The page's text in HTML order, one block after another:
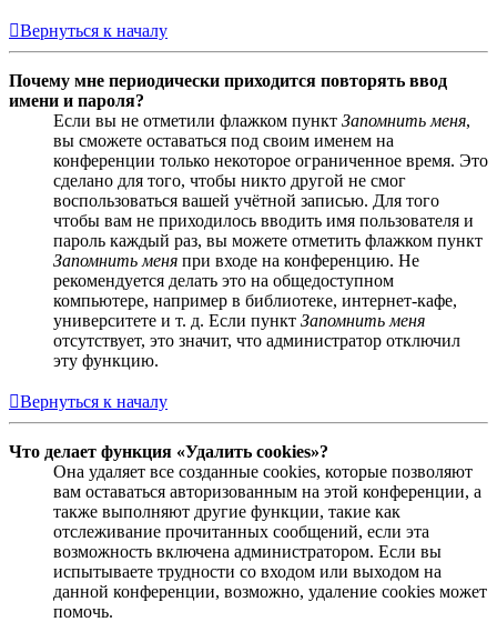
Вернуться к началу
Почему мне периодически приходится повторять ввод
имени и пароля?
Если вы не отметили флажком пункт Запомнить меня,
вы сможете оставаться под своим именем на
конференции только некоторое ограниченное время. Это
сделано для того, чтобы никто другой не смог
воспользоваться вашей учётной записью. Для того
чтобы вам не приходилось вводить имя пользователя и
пароль каждый раз, вы можете отметить флажком пункт
Запомнить меня при входе на конференцию. Не
рекомендуется делать это на общедоступном
компьютере, например в библиотеке, интернет-кафе,
университете и т. д. Если пункт Запомнить меня
отсутствует, это значит, что администратор отключил
эту функцию.
Вернуться к началу
Что делает функция «Удалить cookies»?
Она удаляет все созданные cookies, которые позволяют
вам оставаться авторизованным на этой конференции, а
также выполняют другие функции, такие как
отслеживание прочитанных сообщений, если эта
возможность включена администратором. Если вы
испытываете трудности со входом или выходом на
данной конференции, возможно, удаление cookies может
помочь.